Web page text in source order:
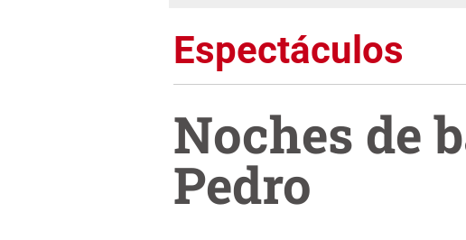
Espectáculos
Noches de
Pedro